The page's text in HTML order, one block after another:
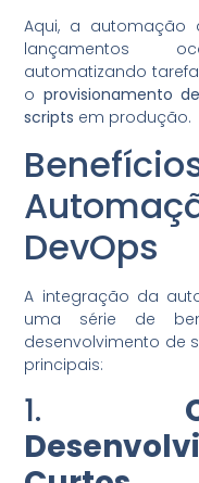
Aqui, a
lançamentos
automatizando
o provisionamento
scripts em produção.
DevOps
A integração da
uma série de
desenvolvimento de
principais:
1.